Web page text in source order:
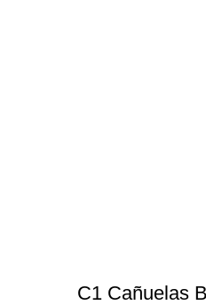
C1 Cañuelas